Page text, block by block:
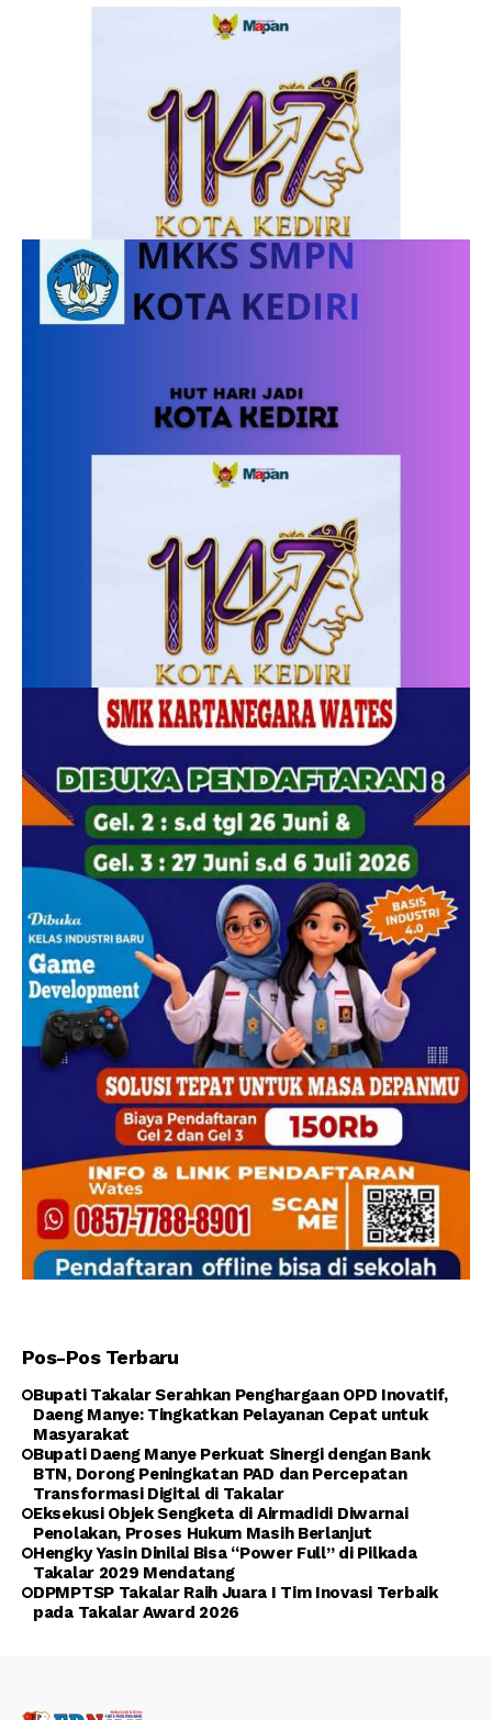
Pos-Pos Terbaru
Bupati Takalar Serahkan Penghargaan OPD Inovatif,
Daeng Manye: Tingkatkan Pelayanan Cepat untuk
Masyarakat
Bupati Daeng Manye Perkuat Sinergi dengan Bank
BTN, Dorong Peningkatan PAD dan Percepatan
Transformasi Digital di Takalar
Eksekusi Objek Sengketa di Airmadidi Diwarnai
Penolakan, Proses Hukum Masih Berlanjut
Hengky Yasin Dinilai Bisa “Power Full” di Pilkada
Takalar 2029 Mendatang
DPMPTSP Takalar Raih Juara I Tim Inovasi Terbaik
pada Takalar Award 2026